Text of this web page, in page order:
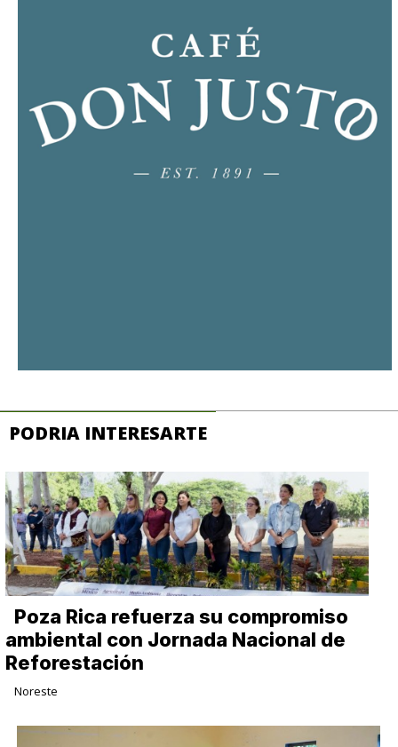
PODRIA INTERESARTE
Poza Rica refuerza su compromiso
ambiental con Jornada Nacional de
Reforestación
Noreste